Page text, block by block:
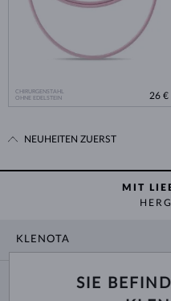
CHIRURGENSTAHL
OHNE EDELSTEIN
26 €
NEUHEITEN ZUERST
MIT
KLENOTA
SHOWROOMSIE